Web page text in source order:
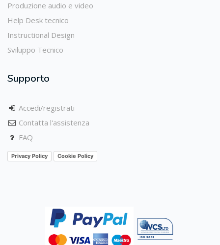
Produzione audio e video
Help Desk tecnico
Instructional Design
Sviluppo Tecnico
Supporto
Accedi/registrati
Contatta l'assistenza
FAQ
Privacy Policy Cookie Policy